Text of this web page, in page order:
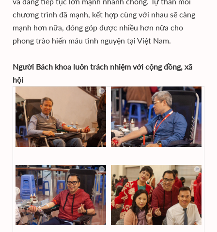
chương trình đã mạnh, kết hợp cùng với nhau sẽ càng
mạnh hơn nữa, đóng góp được nhiều hơn nữa cho
phong trào hiến máu tình nguyện tại Việt Nam.
Người Bách khoa luôn trách nhiệm với cộng đồng, xã
hội